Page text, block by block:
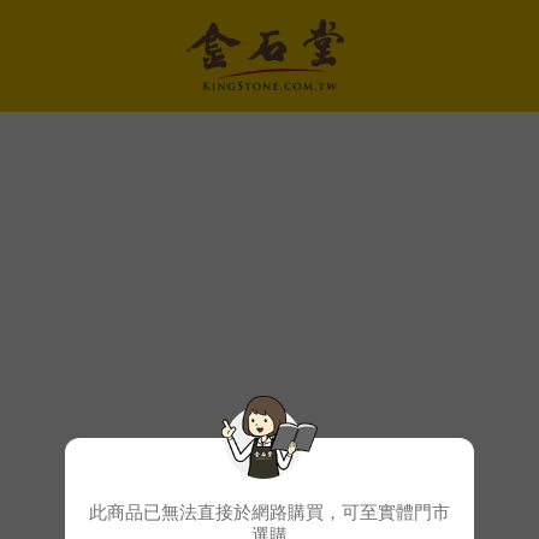
此商品已無法直接於網路購買，可至實體門市
選購